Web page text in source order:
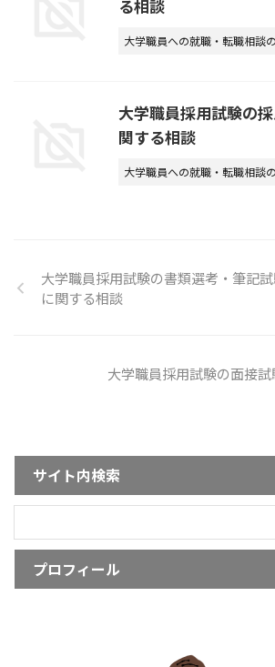
る相談
大学職員への就職・転職相談
大学職員採用試験の
関する相談
大学職員への就職・転職相談
大学職員採用試験の書類選考・筆記
に関する相談
大学職員採用試験の面接
サイト内検索
プロフィール